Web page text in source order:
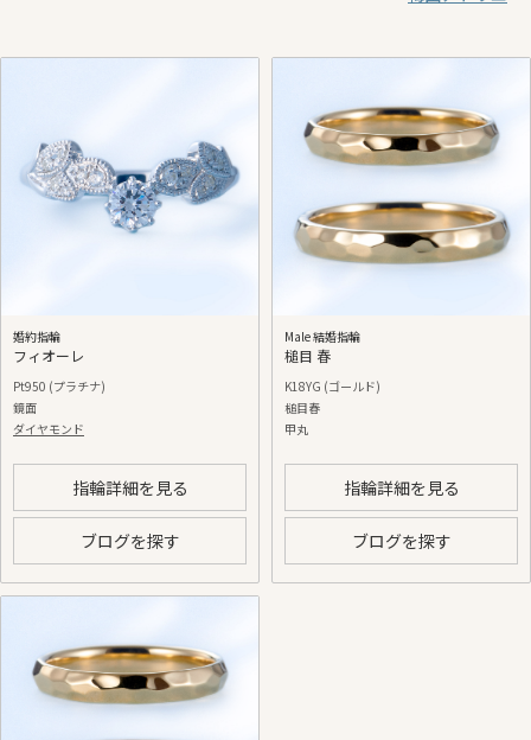
婚約指輪
フィオーレ
Pt950 (プラチナ)
鏡面
ダイヤモンド
指輪詳細を見る
ブログを探す
Male 結婚指輪
槌目 春
K18YG (ゴールド)
槌目春
甲丸
指輪詳細を見る
ブログを探す